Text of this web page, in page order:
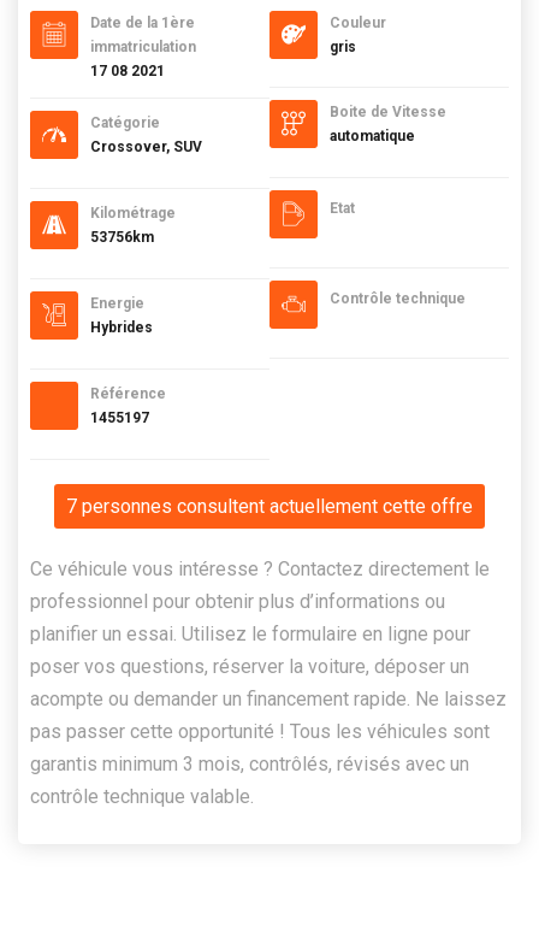
Date de la 1ère
immatriculation
17 08 2021
Catégorie
Crossover, SUV
Kilométrage
53756km
Energie
Hybrides
Référence
1455197
Couleur
gris
Boite de Vitesse
automatique
Etat
Contrôle technique
7 personnes consultent actuellement cette offre
Ce véhicule vous intéresse ? Contactez directement le
professionnel pour obtenir plus d’informations ou
planifier un essai. Utilisez le formulaire en ligne pour
poser vos questions, réserver la voiture, déposer un
acompte ou demander un financement rapide. Ne laissez
pas passer cette opportunité ! Tous les véhicules sont
garantis minimum 3 mois, contrôlés, révisés avec un
contrôle technique valable.